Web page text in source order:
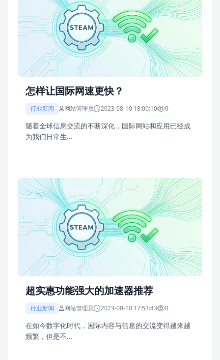
怎样让国际网速更快？
行业新闻 网站管理员 2023-08-10 18:00:10 0
随着全球信息交流的不断深化，国际网站和应用已经成
为我们日常生...
超实惠功能强大的加速器推荐
行业新闻 网站管理员 2023-08-10 17:53:43 0
在如今数字化时代，国际内容与信息的交流变得越来越
频繁，但是不...